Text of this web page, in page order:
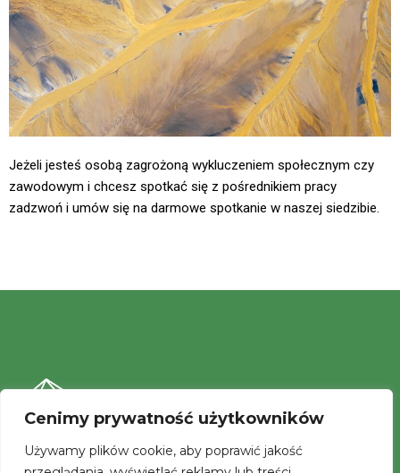
Cenimy prywatność użytkowników
Używamy plików cookie, aby poprawić jakość
Jeżeli jesteś osobą zagrożoną wykluczeniem społecznym czy
zawodowym i chcesz spotkać się z pośrednikiem pracy
zadzwoń i umów się na darmowe spotkanie w naszej siedzibie.